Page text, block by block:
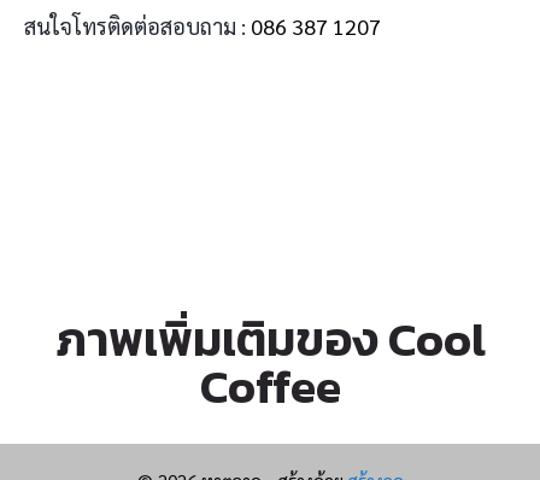
สนใจโทรติดต่อสอบถาม : 086 387 1207
ภาพเพิ่มเติมของ Cool
Coffee